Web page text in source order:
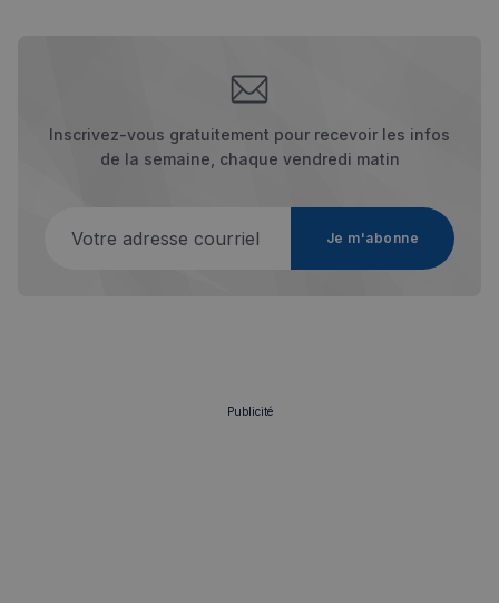
Inscrivez-vous gratuitement pour recevoir les infos
de la semaine, chaque vendredi matin
Je m'abonne
Publicité